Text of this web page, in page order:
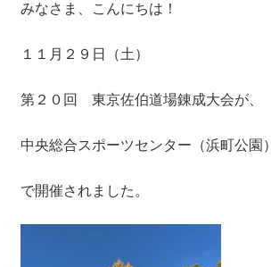
みなさま、こんにちは！
１１月２９日（土）
第２０回 東京佐伯道場錬成大会が、
中央総合スポーツセンター（浜町公園）
で開催されました。